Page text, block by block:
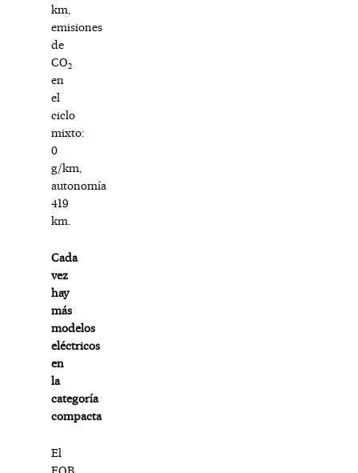
km,
emisiones
de
CO2
en
el
ciclo
mixto:
0
g/km,
autonomía
419
km.
Cada
vez
hay
más
modelos
eléctricos
en
la
categoría
compacta
El
EQB